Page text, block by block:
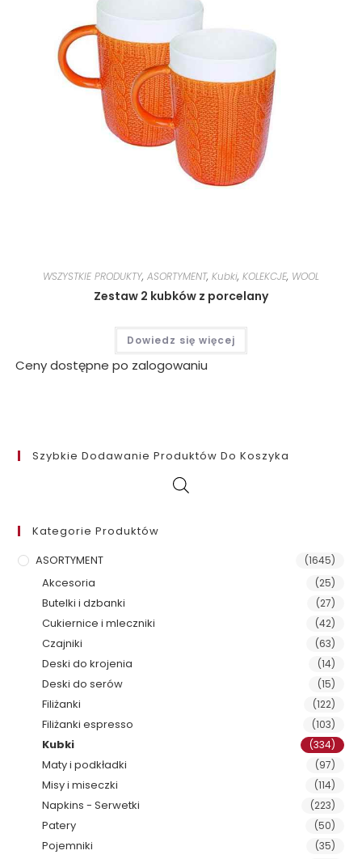
WSZYSTKIE PRODUKTY, ASORTYMENT, Kubki, KOLEKCJE, WOOL
Zestaw 2 kubków z porcelany
Dowiedz się więcej
Ceny dostępne po zalogowaniu
Szybkie Dodawanie Produktów Do Koszyka
Kategorie Produktów
ASORTYMENT
(1645)
Akcesoria (25)
Butelki i dzbanki (27)
Cukiernice i mleczniki (42)
Czajniki (63)
Deski do krojenia (14)
Deski do serów (15)
Filiżanki (122)
Filiżanki espresso (103)
Kubki (334)
Maty i podkładki (97)
Misy i miseczki (114)
Napkins - Serwetki (223)
Patery (50)
Pojemniki (35)